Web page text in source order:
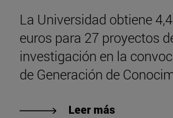
La Universidad obtiene
euros para 27 proyectos
investigación en la
de Generación de
Leer más